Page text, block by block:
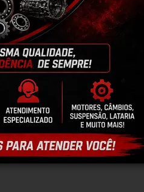
Troca e
dias a partir da data
poderá escolher dentre as
pagamento de outro